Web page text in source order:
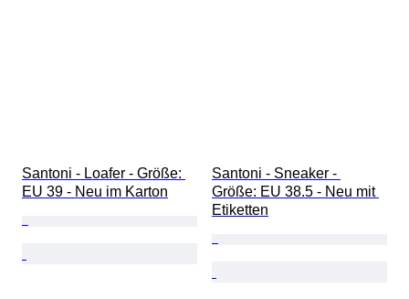
Santoni - Loafer - Größe:
EU 39 - Neu im Karton
Santoni - Sneaker -
Größe: EU 38.5 - Neu mit
Etiketten